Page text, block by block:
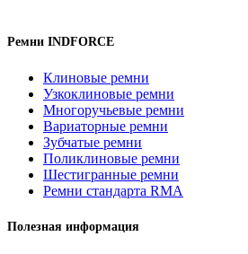
Ремни INDFORCE
Клиновые ремни
Узкоклиновые ремни
Многоручьевые ремни
Вариаторные ремни
Зубчатые ремни
Поликлиновые ремни
Шестигранные ремни
Ремни стандарта RMA
Полезная информация